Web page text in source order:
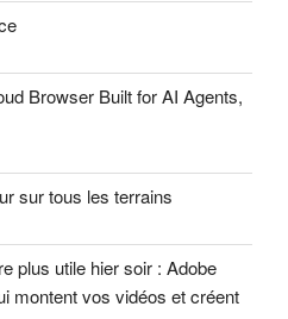
Browser Built for AI Agents,
sur tous les terrains
plus utile hier soir : Adobe
montent vos vidéos et créent